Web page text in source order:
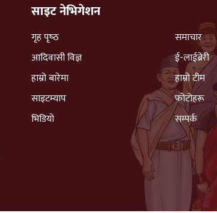
साइट नेभिगेशन
गृह पृष्‍ठ
समाचार
आदिवासी विज्ञ
ई-लाईब्रेरी
हाम्रो बारेमा
हाम्रो टीम
साइटम्याप
फोटोहरू
भिडियो
सम्पर्क